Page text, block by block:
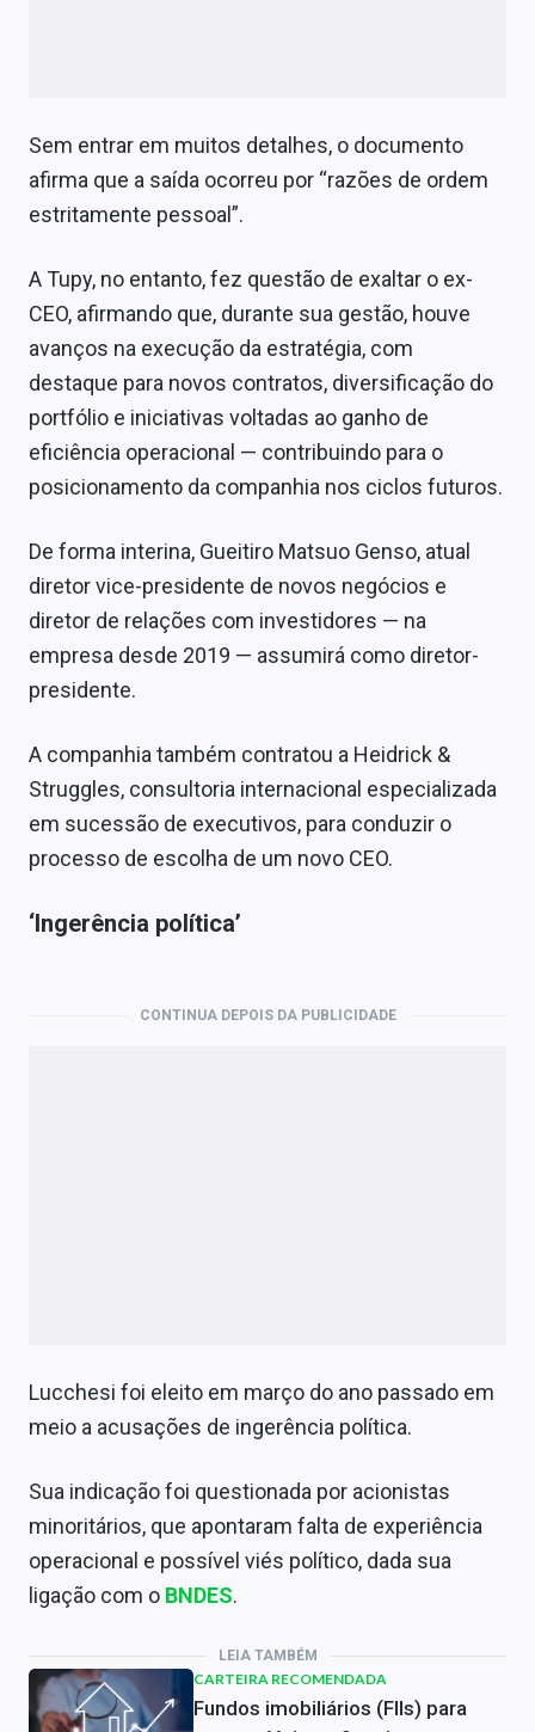
Sobre
Expediente
Sem entrar em muitos detalhes, o documento
afirma que a saída ocorreu por “razões de ordem
estritamente pessoal”.
A Tupy, no entanto, fez questão de exaltar o ex-
CEO, afirmando que, durante sua gestão, houve
avanços na execução da estratégia, com
destaque para novos contratos, diversificação do
portfólio e iniciativas voltadas ao ganho de
eficiência operacional — contribuindo para o
posicionamento da companhia nos ciclos futuros.
De forma interina, Gueitiro Matsuo Genso, atual
diretor vice-presidente de novos negócios e
diretor de relações com investidores — na
empresa desde 2019 — assumirá como diretor-
presidente.
A companhia também contratou a Heidrick &
Struggles, consultoria internacional especializada
em sucessão de executivos, para conduzir o
processo de escolha de um novo CEO.
‘Ingerência política’
CONTINUA DEPOIS DA PUBLICIDADE
Lucchesi foi eleito em março do ano passado em
meio a acusações de ingerência política.
Sua indicação foi questionada por acionistas
minoritários, que apontaram falta de experiência
operacional e possível viés político, dada sua
ligação com o BNDES.
LEIA TAMBÉM
CARTEIRA RECOMENDADA
Fundos imobiliários (FIIs) para